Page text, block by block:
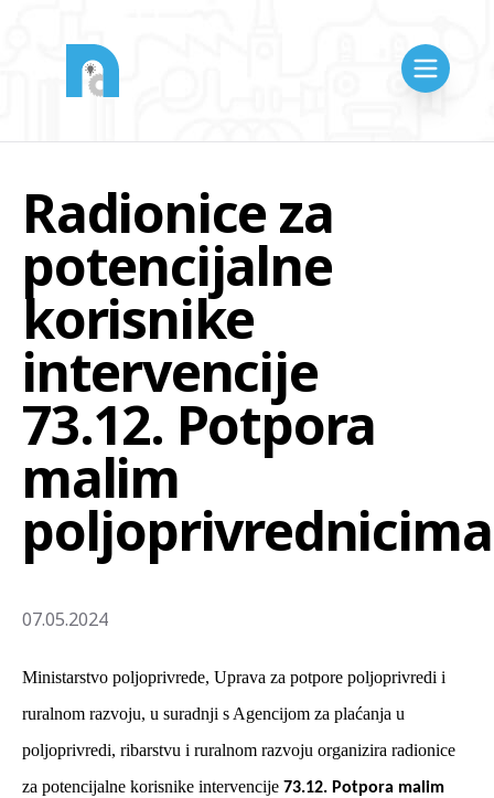
Radionice za
potencijalne
korisnike
intervencije
73.12. Potpora
malim
poljoprivrednicima
07.05.2024
Ministarstvo poljoprivrede, Uprava za potpore poljoprivredi i
ruralnom razvoju, u suradnji s Agencijom za plaćanja u
poljoprivredi, ribarstvu i ruralnom razvoju organizira radionice
za potencijalne korisnike intervencije 73.12. Potpora malim